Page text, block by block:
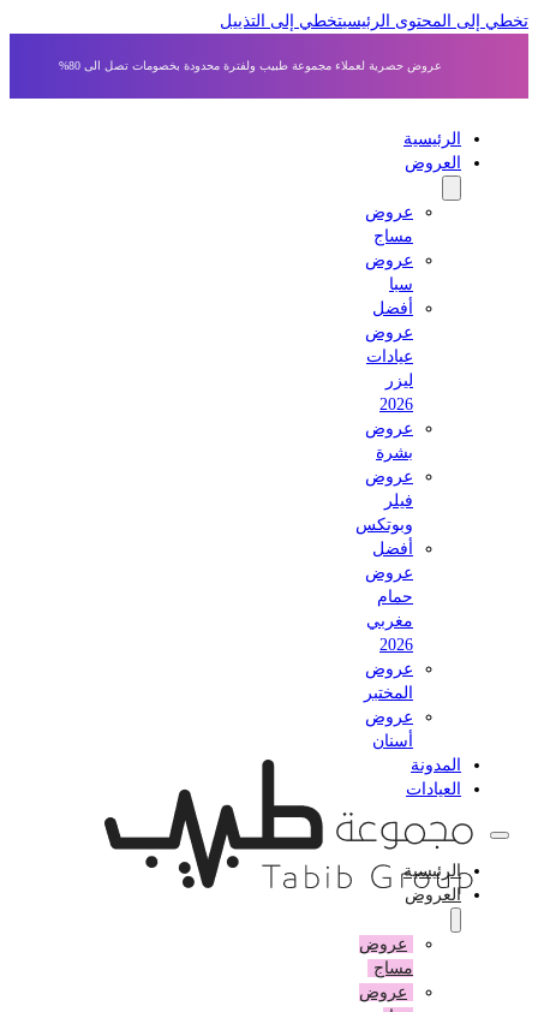
إلى المحتوى الرئيسي تخطي إلى التذييل
عروض حصرية لعملاء مجموعة طبيب ولفترة محدودة بخصومات تصل الى 80%
الرئيسية
العروض
عروض
مساج
عروض
أفضل
عروض
عيادات
عروض
بشرة
عروض
وبوتكس
أفضل
عروض
حمام
مغربي
عروض
المختبر
عروض
أسنان
المدونة
العيادات
الرئيسية
العروض
عروض
مساج
عروض